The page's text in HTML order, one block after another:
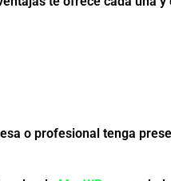
o profesional tenga